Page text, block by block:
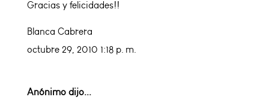
Gracias y felicidades!!
Blanca Cabrera
octubre 29, 2010 1:18 p. m.
Anónimo dijo...